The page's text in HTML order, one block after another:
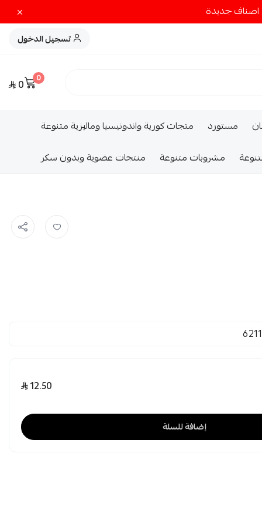
تسجيل الدخول
0
0
مستورد
متجات كورية واندونيسيا وماليزية متنوعة
مشروبات متنوعة منتجات عضوية وبدون سكر
12.50
إضافة للسلة